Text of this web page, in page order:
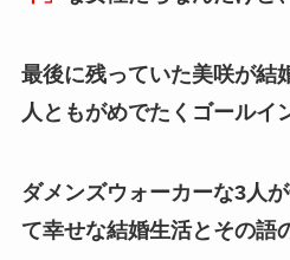
最後に残っていた美咲が結
人ともがめでたくゴールイ
ダメンズウォーカーな3人
て幸せな結婚生活とその語